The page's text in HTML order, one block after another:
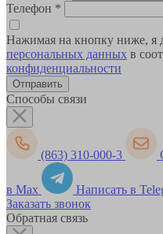
Телефон *
Нажимая на кнопку ниже, я
персональных данных в
конфиденциальности
Способы связи
(863) 310-000-3
в Max
Написать в
Заказать звонок
Обратная связь